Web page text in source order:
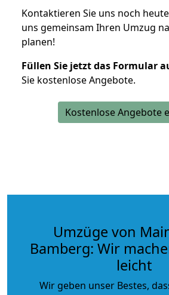
Kontaktieren Sie uns noch
uns gemeinsam Ihren Umzug
planen!
Füllen Sie jetzt das Formular
Sie kostenlose Angebote.
Kostenlose Angebote
Umzüge von
Bamberg: Wir
leicht
Wir geben unser Bestes,